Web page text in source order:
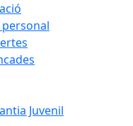
Juvenil